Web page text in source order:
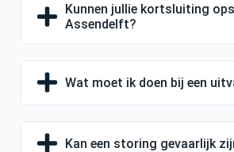
Kunnen jullie kortsluiting
Assendelft?
Wat moet ik doen bij een
Kan een storing gevaarlijk